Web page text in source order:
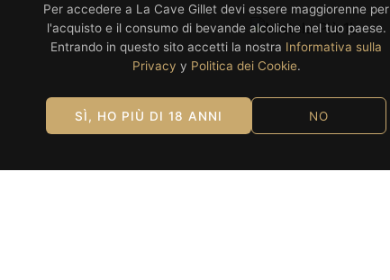
Per accedere a La Cave Gillet devi essere maggiorenne per
l'acquisto e il consumo di bevande alcoliche nel tuo paese.
Entrando in questo sito accetti la nostra Informativa sulla
Privacy y Politica dei Cookie.
SÌ, HO PIÙ DI 18 ANNI NO